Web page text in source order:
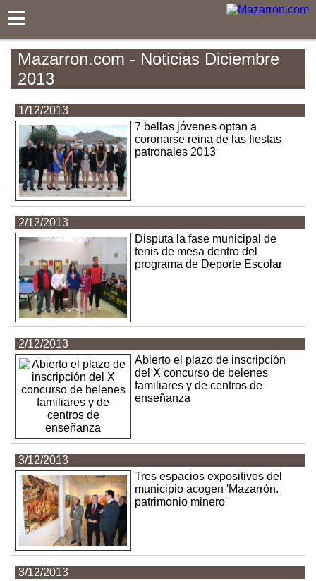
Mazarron.com - Noticias Diciembre
2013
1/12/2013
7 bellas jóvenes optan a
coronarse reina de las fiestas
patronales 2013
2/12/2013
Disputa la fase municipal de
tenis de mesa dentro del
programa de Deporte Escolar
2/12/2013
Abierto el plazo de inscripción
del X concurso de belenes
familiares y de centros de
enseñanza
3/12/2013
Tres espacios expositivos del
municipio acogen 'Mazarrón.
patrimonio minero'
3/12/2013